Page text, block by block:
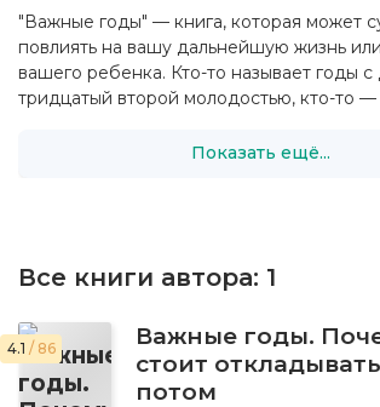
"Важные годы" — книга, которая может
повлиять на вашу дальнейшую жизнь
вашего ребенка. Кто-то называет годы с
тридцатый второй молодостью, кто-то —
Показать ещё...
Все книги автора: 1
4.1 / 86
Важные годы.
стоит
потом